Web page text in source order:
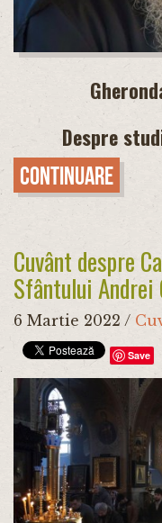
Despre
Continuare
Cuvânt despre
Sfântului Andrei
6 Martie 2022 /
Save